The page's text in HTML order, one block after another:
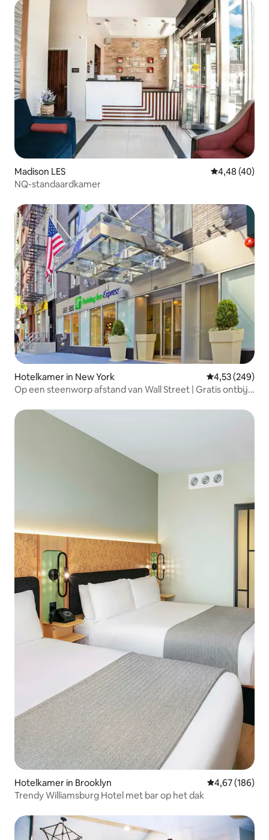
Madison LES Gemiddelde
4,48 (40)
NQ-standaardkamer
Hotelkamer in New York Gemiddelde
4,53 (249)
Op een steenworp afstand van Wall Street | Gratis ontbijt
Hotelkamer in Brooklyn Gemiddelde
4,67 (186)
Trendy Williamsburg Hotel met bar op het dak